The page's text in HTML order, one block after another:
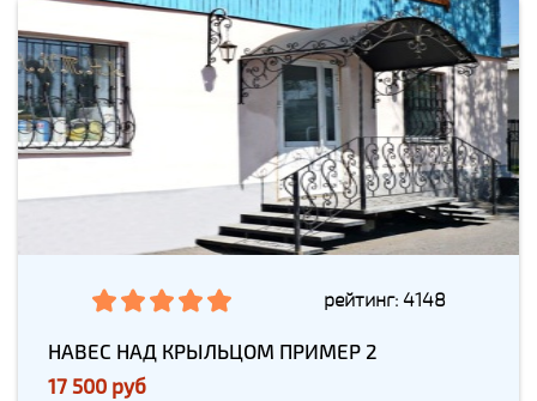
рейтинг: 4148
НАВЕС НАД КРЫЛЬЦОМ ПРИМЕР 2
17 500 руб